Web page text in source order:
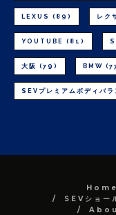
LEXUS (89) レク
YOUTUBE (81)
大阪 (79) BMW
SEVプレミアムボディバラ
Home
SEVショー